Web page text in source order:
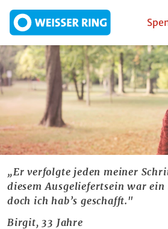
„Er verfolgte jeden meiner
diesem Ausgeliefertsein war ein
doch ich hab’s geschafft."
Birgit, 33 Jahre